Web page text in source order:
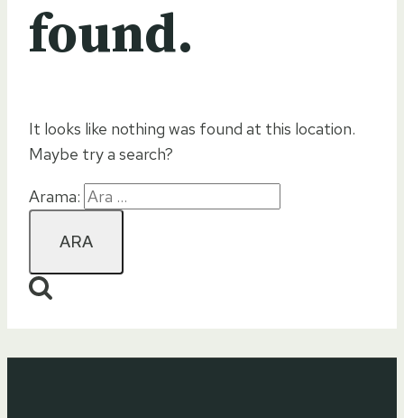
found.
It looks like nothing was found at this location.
Maybe try a search?
Arama: